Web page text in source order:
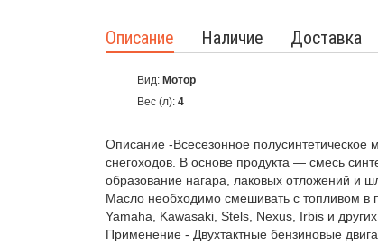
Описание Наличие Доставка
Вид: Мотор
Вес (л): 4
Описание -Всесезонное полусинтетическое
снегоходов. В основе продукта — смесь
образование нагара, лаковых отложений и
Масло необходимо смешивать с топливом в
Yamaha, Kawasaki, Stels, Nexus, Irbis и
Применение - Двухтактные бензиновые